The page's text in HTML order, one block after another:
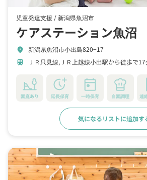
児童発達支援 /新潟県魚沼市
ケアステーション魚沼
location_on 新潟県魚沼市小出島820−17
train ＪＲ只見線,ＪＲ上越線小出駅から徒歩で17
園庭あり 延長保育 一時保育 自園調理 連
気になるリストに追加す